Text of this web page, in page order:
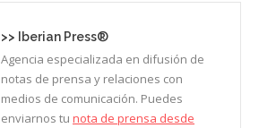
>> Iberian Press®
Agencia especializada en difusión de
notas de prensa y relaciones con
medios de comunicación. Puedes
enviarnos tu nota de prensa desde